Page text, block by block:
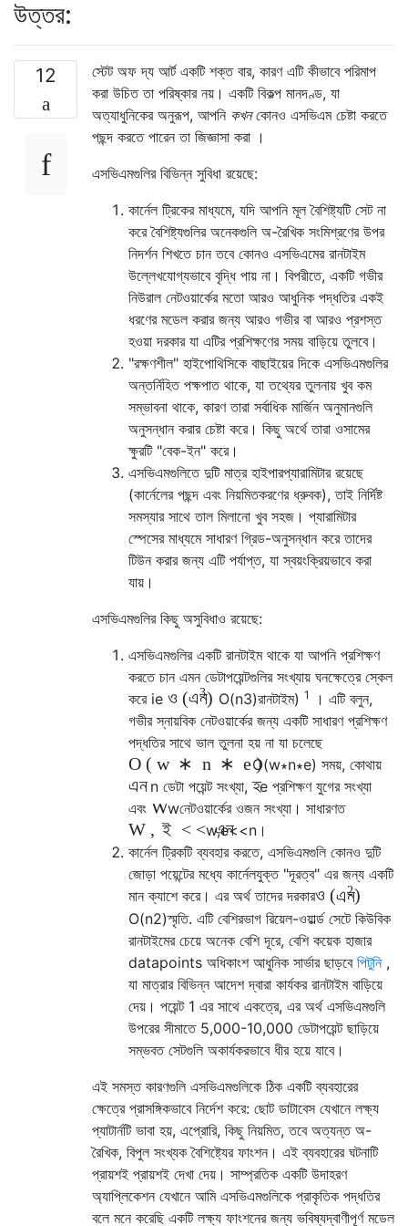
উত্তর:
12
স্টেট অফ দ্য আর্ট একটি শক্ত বার, কারণ এটি কীভাবে পরিমাপ
করা উচিত তা পরিষ্কার নয়। একটি বিকল্প মানদণ্ড, যা
অত্যাধুনিকের অনুরূপ, আপনি কখনকোনও এসভিএম চেষ্টা করতে
পছন্দ করতে পারেন তা জিজ্ঞাসা করা ।
এসভিএমগুলির বিভিন্ন সুবিধা রয়েছে:
কার্নেল ট্রিকের মাধ্যমে, যদি আপনি মূল বৈশিষ্ট্যটি সেট না
করে বৈশিষ্ট্যগুলির অনেকগুলি অ-রৈখিক সংমিশ্রণের উপর
নিদর্শন শিখতে চান তবে কোনও এসভিএমের রানটাইম
উল্লেখযোগ্যভাবে বৃদ্ধি পায় না। বিপরীতে, একটি গভীর
নিউরাল নেটওয়ার্কের মতো আরও আধুনিক পদ্ধতির একই
ধরণের মডেল করার জন্য আরও গভীর বা আরও প্রশস্ত
হওয়া দরকার যা এটির প্রশিক্ষণের সময় বাড়িয়ে তুলবে।
"রক্ষণশীল" হাইপোথিসিকে বাছাইয়ের দিকে এসভিএমগুলির
অন্তর্নিহিত পক্ষপাত থাকে, যা তথ্যের তুলনায় খুব কম
সম্ভাবনা থাকে, কারণ তারা সর্বাধিক মার্জিন অনুমানগুলি
অনুসন্ধান করার চেষ্টা করে। কিছু অর্থে তারা ওসামের
ক্ষুরটি "বেক-ইন" করে।
এসভিএমগুলিতে দুটি মাত্র হাইপারপ্যারামিটার রয়েছে
(কার্নেলের পছন্দ এবং নিয়মিতকরণের ধ্রুবক), তাই নির্দিষ্ট
সমস্যার সাথে তাল মিলানো খুব সহজ। প্যারামিটার
স্পেসের মাধ্যমে সাধারণ গ্রিড-অনুসন্ধান করে তাদের
টিউন করার জন্য এটি পর্যাপ্ত, যা স্বয়ংক্রিয়ভাবে করা
যায়।
এসভিএমগুলির কিছু অসুবিধাও রয়েছে:
এসভিএমগুলির একটি রানটাইম থাকে যা আপনি প্রশিক্ষণ
করতে চান এমন ডেটাপয়েন্টগুলির সংখ্যায় ঘনক্ষেত্রে স্কেল
করে ie ও (এন
3) O(n3)রানটাইম) 1
। এটি বলুন,
গভীর স্নায়বিক নেটওয়ার্কের জন্য একটি সাধারণ প্রশিক্ষণ
পদ্ধতির সাথে ভাল তুলনা হয় না যা চলেছে
O ( w ∗ n ∗ e)
O(w∗n∗e) সময়, কোথায়
এন nডেটা পয়েন্ট সংখ্যা, ইe প্রশিক্ষণ যুগের সংখ্যা
এবং Wwনেটওয়ার্কের ওজন সংখ্যা। সাধারণত
W , ই < < এন
w,e<<n।
কার্নেল ট্রিকটি ব্যবহার করতে, এসভিএমগুলি কোনও দুটি
জোড়া পয়েন্টের মধ্যে কার্নেলযুক্ত "দূরত্ব" এর জন্য একটি
মান ক্যাশে করে। এর অর্থ তাদের দরকারও (এন
2)
O(n2)স্মৃতি. এটি বেশিরভাগ রিয়েল-ওয়ার্ল্ড সেটে কিউবিক
রানটাইমের চেয়ে অনেক বেশি দূরে, বেশি কয়েক হাজার
datapoints অধিকাংশ আধুনিক সার্ভার ছাড়বে পিটুনি,
যা মাত্রার বিভিন্ন আদেশ দ্বারা কার্যকর রানটাইম বাড়িয়ে
দেয়। পয়েন্ট 1 এর সাথে একত্রে, এর অর্থ এসভিএমগুলি
উপরের সীমাতে 5,000-10,000 ডেটাপয়েন্ট ছাড়িয়ে
সম্ভবত সেটগুলি অকার্যকরভাবে ধীর হয়ে যাবে।
এই সমস্ত কারণগুলি এসভিএমগুলিকে ঠিক একটি ব্যবহারের
ক্ষেত্রে প্রাসঙ্গিকভাবে নির্দেশ করে: ছোট ডাটাবেস যেখানে লক্ষ্য
প্যাটার্নটি ভাবা হয়, এপ্রোরি, কিছু নিয়মিত, তবে অত্যন্ত অ-
রৈখিক, বিপুল সংখ্যক বৈশিষ্ট্যের ফাংশন। এই ব্যবহারের ঘটনাটি
প্রায়শই প্রায়শই দেখা দেয়। সাম্প্রতিক একটি উদাহরণ
অ্যাপ্লিকেশন যেখানে আমি এসভিএমগুলিকে প্রাকৃতিক পদ্ধতির
বলে মনে করেছি একটি লক্ষ্য ফাংশনের জন্য ভবিষ্যদ্বাণীপূর্ণ মডেল